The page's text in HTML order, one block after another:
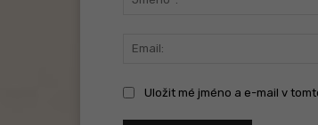
Uložit mé jméno a e-mail v